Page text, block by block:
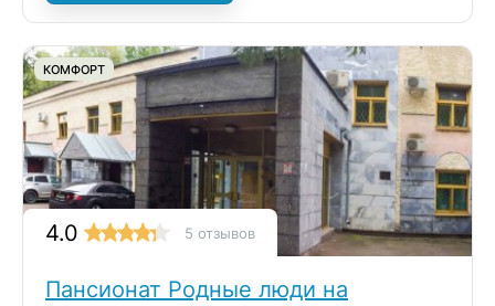
КОМФОРТ
4.0 5 отзывов
Пансионат Родные люди на